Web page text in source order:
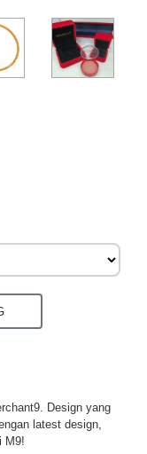
Design yang
latest design,
M9!